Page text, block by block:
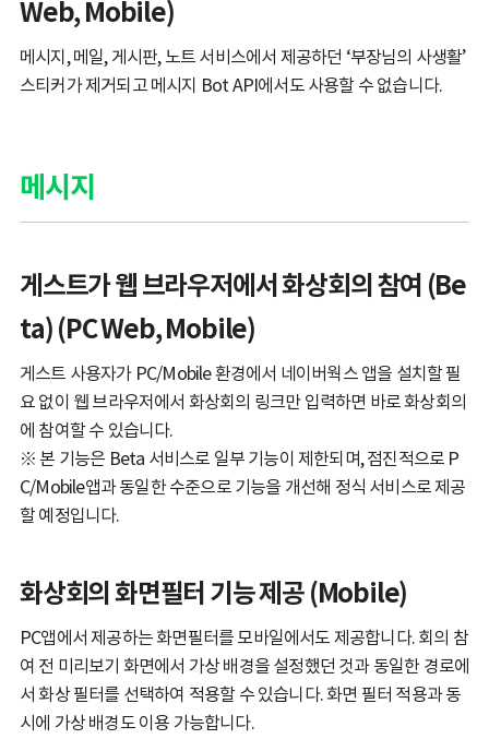
Web, Mobile)
메시지, 메일, 게시판, 노트 서비스에서 제공하던 ‘부장님의 사생활’
스티커가 제거되고 메시지 Bot API에서도 사용할 수 없습니다.
메시지
게스트가 웹 브라우저에서 화상회의 참여 (Be
ta) (PC Web, Mobile)
게스트 사용자가 PC/Mobile 환경에서 네이버웍스 앱을 설치할 필
요 없이 웹 브라우저에서 화상회의 링크만 입력하면 바로 화상회의
에 참여할 수 있습니다.
※ 본 기능은 Beta 서비스로 일부 기능이 제한되며, 점진적으로 P
C/Mobile앱과 동일한 수준으로 기능을 개선해 정식 서비스로 제공
할 예정입니다.
화상회의 화면필터 기능 제공 (Mobile)
PC앱에서 제공하는 화면필터를 모바일에서도 제공합니다. 회의 참
여 전 미리보기 화면에서 가상 배경을 설정했던 것과 동일한 경로에
서 화상 필터를 선택하여 적용할 수 있습니다. 화면 필터 적용과 동
시에 가상 배경도 이용 가능합니다.